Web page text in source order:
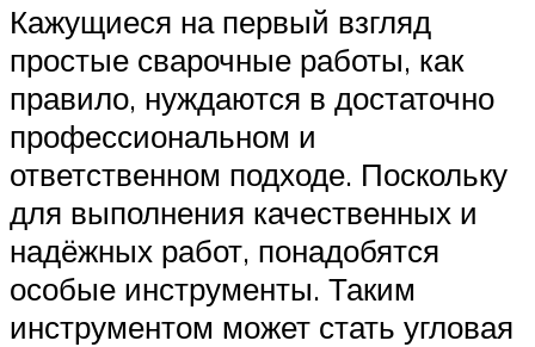
Кажущиеся на первый взгляд
простые сварочные работы, как
правило, нуждаются в достаточно
профессиональном и
ответственном подходе. Поскольку
для выполнения качественных и
надёжных работ, понадобятся
особые инструменты. Таким
инструментом может стать угловая